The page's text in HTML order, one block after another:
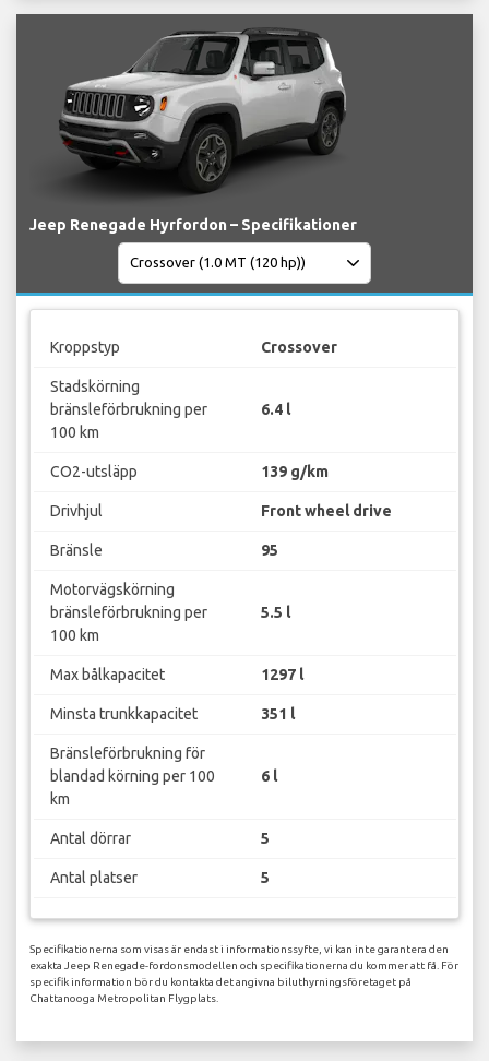
Jeep Renegade Hyrfordon – Specifikationer
Kroppstyp Crossover
Stadskörning
bränsleförbrukning per
100 km
6.4 l
CO2-utsläpp 139 g/km
Drivhjul Front wheel drive
Bränsle 95
Motorvägskörning
bränsleförbrukning per
100 km
5.5 l
Max bålkapacitet 1297 l
Minsta trunkkapacitet 351 l
Bränsleförbrukning för
blandad körning per 100
km
6 l
Antal dörrar 5
Antal platser 5
Specifikationerna som visas är endast i informationssyfte, vi kan inte garantera den
exakta Jeep Renegade-fordonsmodellen och specifikationerna du kommer att få. För
specifik information bör du kontakta det angivna biluthyrningsföretaget på
Chattanooga Metropolitan Flygplats.